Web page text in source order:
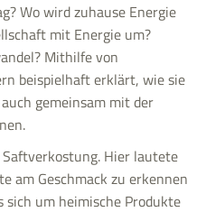
Wo wird zuhause Energie
mit Energie um?
Mithilfe von
beispielhaft erklärt, wie sie
gemeinsam mit der
Hier lautete
am Geschmack zu erkennen
sich um heimische Produkte